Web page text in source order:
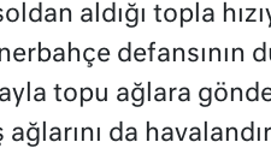
aldığı topla
defansının
topu ağlara
ağlarını da